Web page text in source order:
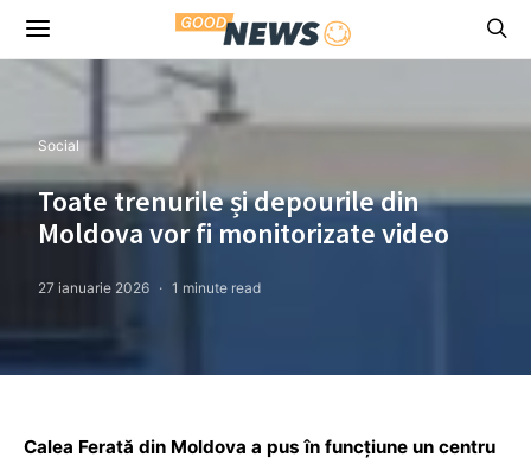
Social
Toate trenurile și depourile din
Moldova vor fi monitorizate video
27 ianuarie 2026 1 minute read
Calea Ferată din Moldova a pus în funcțiune un centru